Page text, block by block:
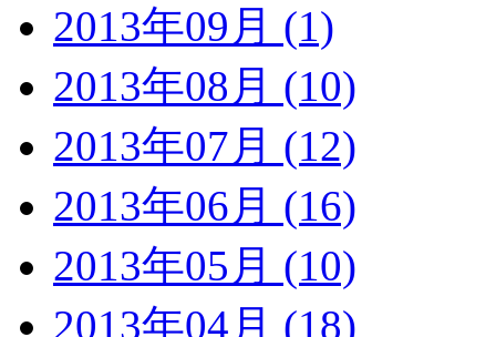
2013年09月 (1)
2013年08月 (10)
2013年07月 (12)
2013年06月 (16)
2013年05月 (10)
2013年04月 (18)